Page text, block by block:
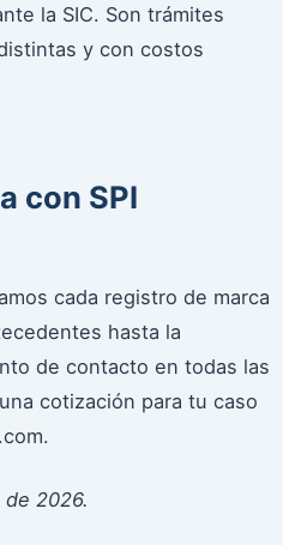
la SIC. Son trámites
y con costos
con SPI
cada registro de marca
hasta la
de contacto en todas las
cotización para tu caso
2026.